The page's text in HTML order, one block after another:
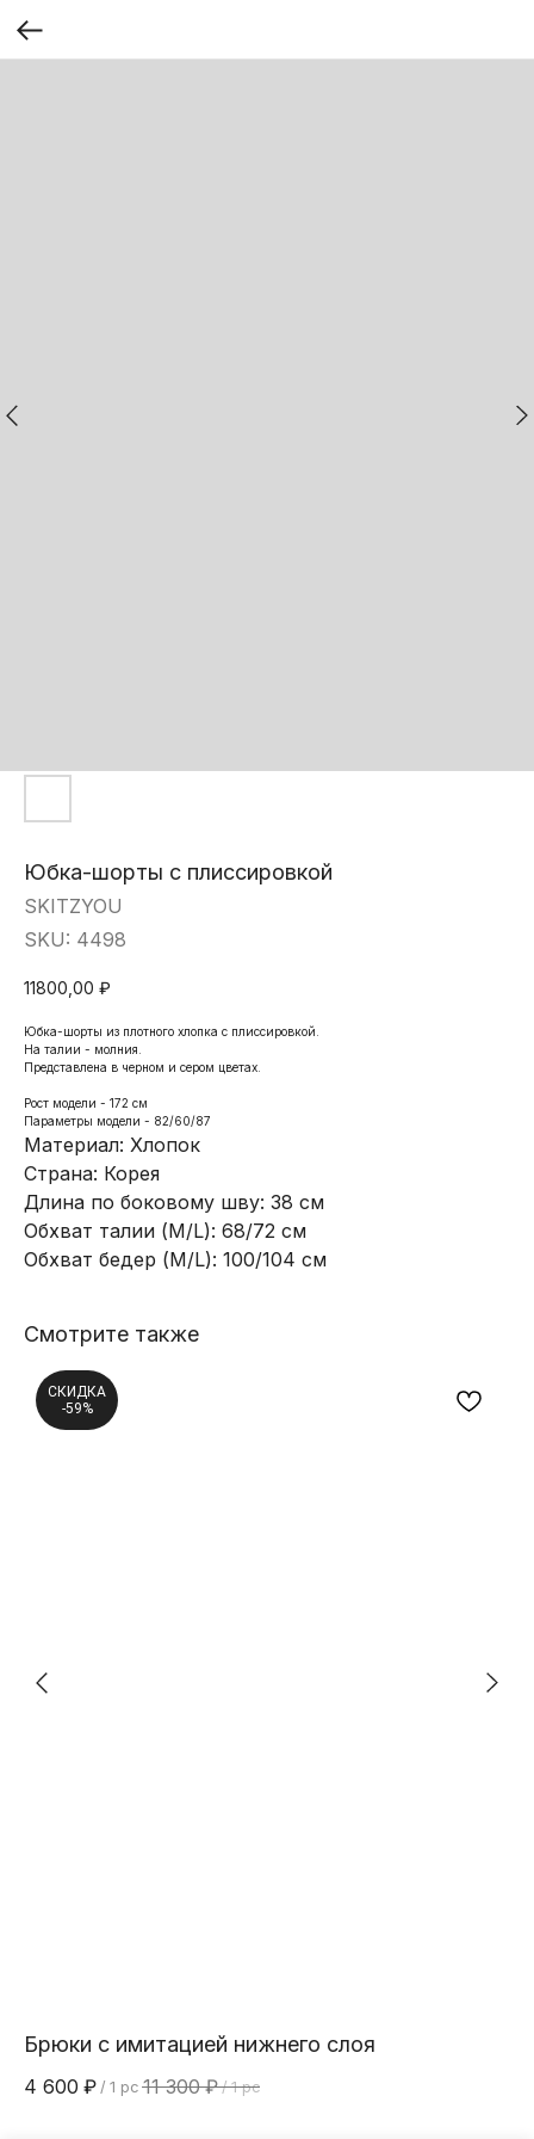
Юбка-шорты с плиссировкой
SKITZYOU
SKU: 4498
11800,00 ₽
Юбка-шорты из плотного хлопка с плиссировкой.
На талии - молния.
Представлена в черном и сером цветах.
Рост модели - 172 см
Параметры модели - 82/60/87
Материал: Хлопок
Страна: Корея
Длина по боковому шву: 38 см
Обхват талии (M/L): 68/72 см
Обхват бедер (M/L): 100/104 см
Смотрите также
СКИДКА
-59%
Брюки с имитацией нижнего слоя
4 600 ₽ / 1 pc 11 300 ₽ / 1 pc